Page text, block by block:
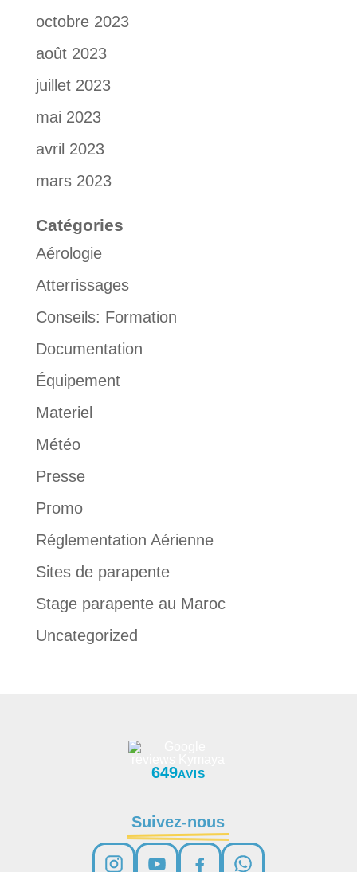
octobre 2023
août 2023
juillet 2023
mai 2023
avril 2023
mars 2023
Catégories
Aérologie
Atterrissages
Conseils: Formation
Documentation
Équipement
Materiel
Météo
Presse
Promo
Réglementation Aérienne
Sites de parapente
Stage parapente au Maroc
Uncategorized
649AVIS
Suivez-nous